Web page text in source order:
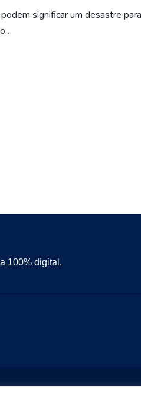
significar um desastre
100% digital.